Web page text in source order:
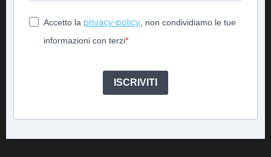
Accetto la privacy-policy , non condividiamo le tue
informazioni con terzi
ISCRIVITI